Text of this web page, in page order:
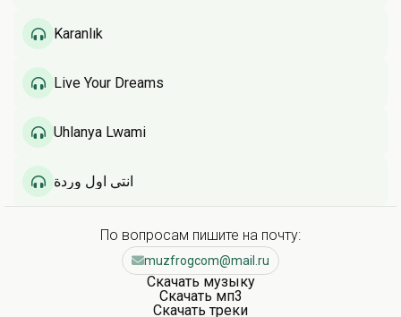
Karanlık
Live Your Dreams
Uhlanya Lwami
انتي اول وردة
По вопросам пишите на почту:
muzfrogcom@mail.ru
Скачать музыку
Скачать мп3
Скачать треки